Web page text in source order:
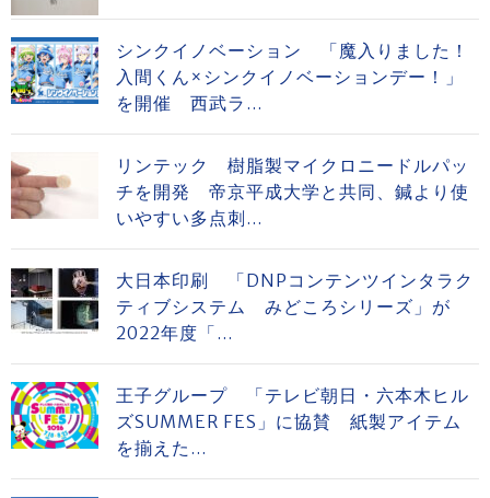
シンクイノベーション 「魔入りました！
入間くん×シンクイノベーションデー！」
を開催 西武ラ...
リンテック 樹脂製マイクロニードルパッ
チを開発 帝京平成大学と共同、鍼より使
いやすい多点刺...
大日本印刷 「DNPコンテンツインタラク
ティブシステム みどころシリーズ」が
2022年度「...
王子グループ 「テレビ朝日・六本木ヒル
ズSUMMER FES」に協賛 紙製アイテム
を揃えた...